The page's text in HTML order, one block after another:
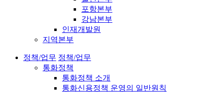
포항본부
강남본부
인재개발원
지역본부
정책/업무 정책/업무
통화정책
통화정책 소개
통화신용정책 운영의 일반원칙